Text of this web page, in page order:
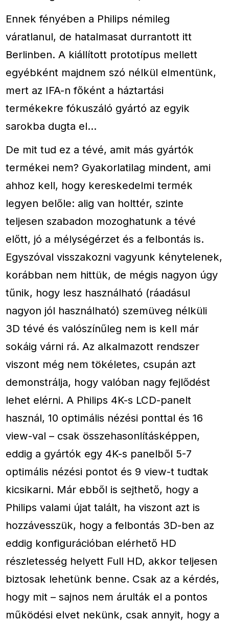
Ennek fényében a Philips némileg
váratlanul, de hatalmasat durrantott itt
Berlinben. A kiállított prototípus mellett
egyébként majdnem szó nélkül elmentünk,
mert az IFA-n főként a háztartási
termékekre fókuszáló gyártó az egyik
sarokba dugta el…
De mit tud ez a tévé, amit más gyártók
termékei nem? Gyakorlatilag mindent, ami
ahhoz kell, hogy kereskedelmi termék
legyen belőle: alig van holttér, szinte
teljesen szabadon mozoghatunk a tévé
előtt, jó a mélységérzet és a felbontás is.
Egyszóval visszakozni vagyunk kénytelenek,
korábban nem hittük, de mégis nagyon úgy
tűnik, hogy lesz használható (ráadásul
nagyon jól használható) szemüveg nélküli
3D tévé és valószínűleg nem is kell már
sokáig várni rá. Az alkalmazott rendszer
viszont még nem tökéletes, csupán azt
demonstrálja, hogy valóban nagy fejlődést
lehet elérni. A Philips 4K-s LCD-panelt
használ, 10 optimális nézési ponttal és 16
view-val – csak összehasonlításképpen,
eddig a gyártók egy 4K-s panelből 5-7
optimális nézési pontot és 9 view-t tudtak
kicsikarni. Már ebből is sejthető, hogy a
Philips valami újat talált, ha viszont azt is
hozzávesszük, hogy a felbontás 3D-ben az
eddig konfigurációban elérhető HD
részletesség helyett Full HD, akkor teljesen
biztosak lehetünk benne. Csak az a kérdés,
hogy mit – sajnos nem árulták el a pontos
működési elvet nekünk, csak annyit, hogy a